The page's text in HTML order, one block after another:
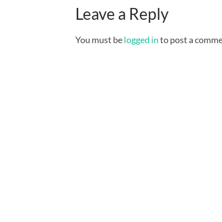
Leave a Reply
You must belogged into post a